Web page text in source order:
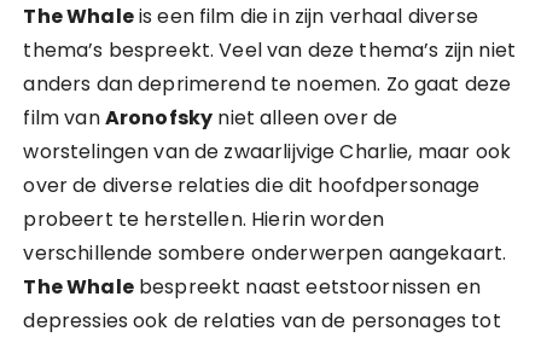
The Whaleis een film die in zijn verhaal diverse
thema’s bespreekt. Veel van deze thema’s zijn niet
anders dan deprimerend te noemen. Zo gaat deze
film vanAronofsky niet alleen over de
worstelingen van de zwaarlijvige Charlie, maar ook
over de diverse relaties die dit hoofdpersonage
probeert te herstellen. Hierin worden
verschillende sombere onderwerpen aangekaart.
The Whalebespreekt naast eetstoornissen en
depressies ook de relaties van de personages tot